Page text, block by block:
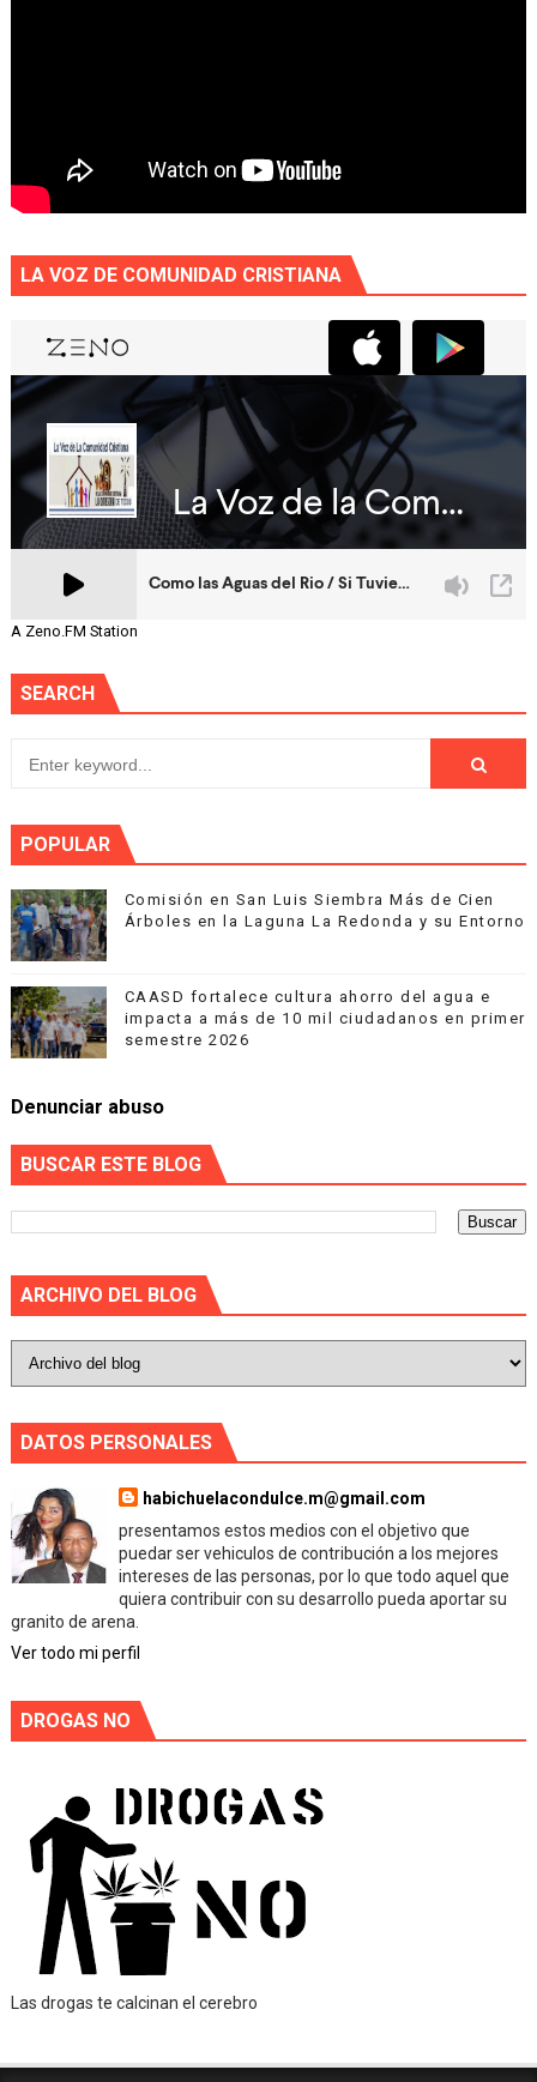
LA VOZ DE COMUNIDAD CRISTIANA
A Zeno.FM Station
SEARCH
POPULAR
Comisión en San Luis Siembra Más de Cien
Árboles en la Laguna La Redonda y su Entorno
CAASD fortalece cultura ahorro del agua e
impacta a más de 10 mil ciudadanos en primer
semestre 2026
Denunciar abuso
BUSCAR ESTE BLOG
ARCHIVO DEL BLOG
DATOS PERSONALES
habichuelacondulce.m@gmail.com
presentamos estos medios con el objetivo que
puedar ser vehiculos de contribución a los mejores
intereses de las personas, por lo que todo aquel que
quiera contribuir con su desarrollo pueda aportar su
granito de arena.
Ver todo mi perfil
DROGAS NO
Las drogas te calcinan el cerebro